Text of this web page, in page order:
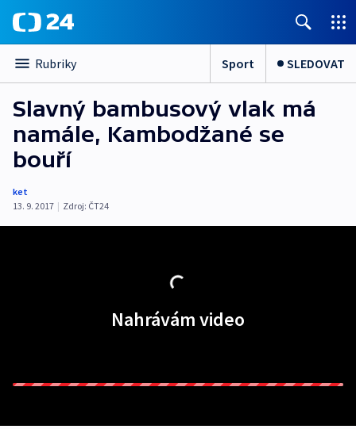
Rubriky Sport SLEDOVAT
Slavný bambusový vlak má
namále, Kambodžané se
bouří
ket
13. 9. 2017 | Zdroj: ČT24
Nahrávám video